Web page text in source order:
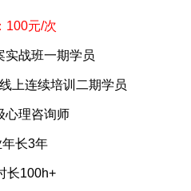
100元/次
实战班一期学员
上连续培训二期学员
心理咨询师
年长3年
长100h+